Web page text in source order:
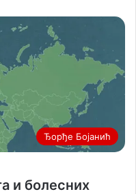
Ђорђе Бојанић
и болесних